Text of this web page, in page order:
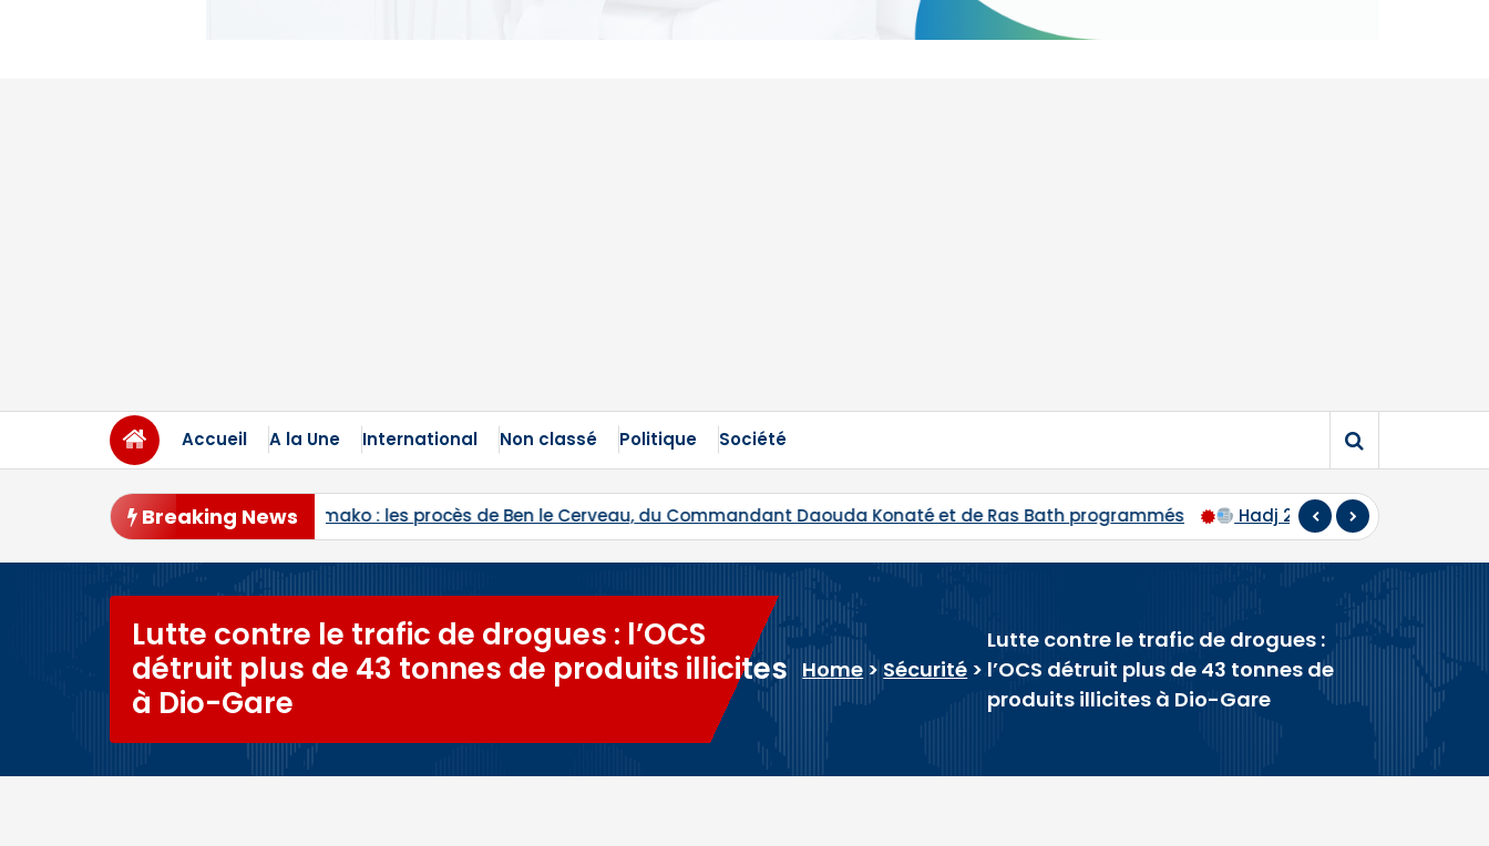
Accueil A la Une International Non classé Politique Société
Breaking News
: les procès de Ben le Cerveau, du Commandant Daouda Konaté et de Ras Bath programmés Hadj 2026 : départ du premier contingent de pèlerins maliens
Lutte contre le trafic de drogues : l’OCS
détruit plus de 43 tonnes de produits illicites
à Dio-Gare
Home >Sécurité >
Lutte contre le trafic de drogues :
l’OCS détruit plus de 43 tonnes de
produits illicites à Dio-Gare